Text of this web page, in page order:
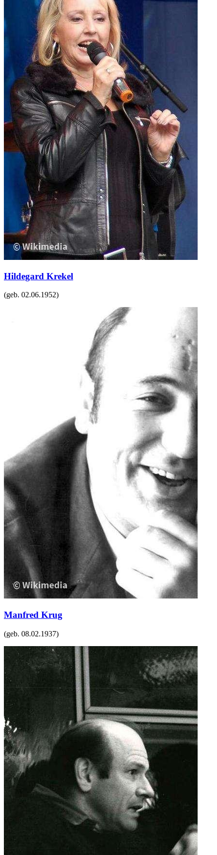
Hildegard Krekel
(geb. 02.06.1952)
Manfred Krug
(geb. 08.02.1937)